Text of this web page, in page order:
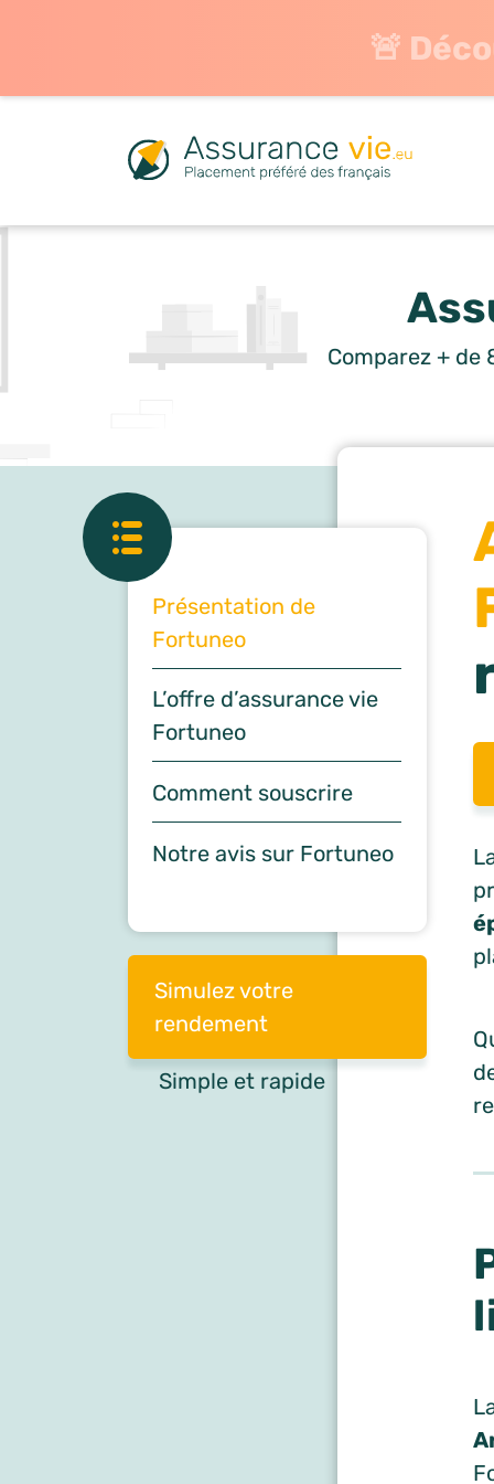
🚨
Comparez +
Présentation de
Fortuneo
L’offre d’assurance vie
Fortuneo
Comment souscrire
Notre avis sur Fortuneo
Simulez votre
rendement
Simple et rapide